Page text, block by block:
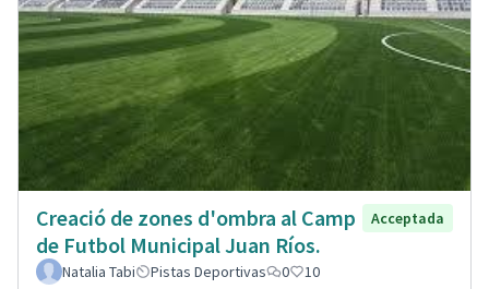
Creació de zones d'ombra al Camp
de Futbol Municipal Juan Ríos.
Acceptada
Natalia Tabi Pistas Deportivas 0 10